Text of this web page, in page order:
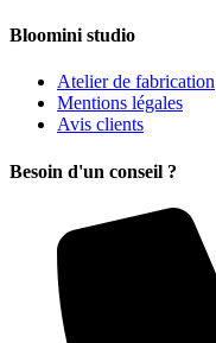
Bloomini studio
Atelier de fabrication
Mentions légales
Avis clients
Besoin d'un conseil ?